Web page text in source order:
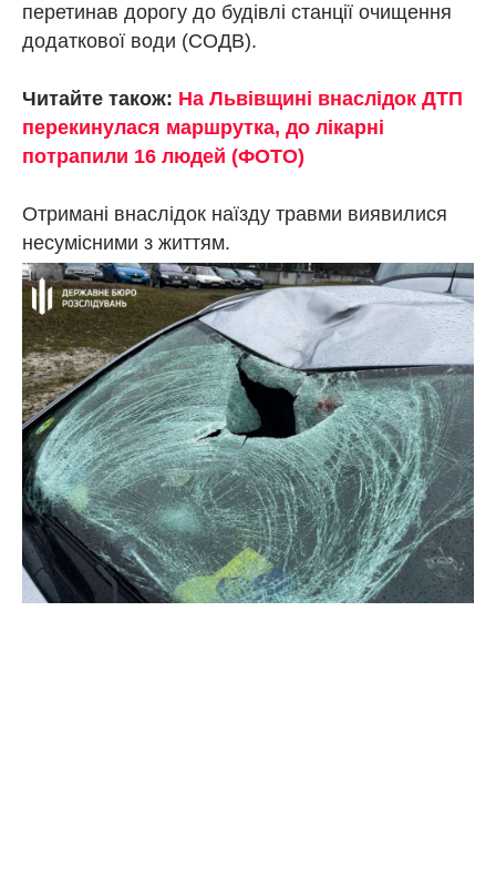
перетинав дорогу до будівлі станції очищення
додаткової води (СОДВ).
Читайте також: На Львівщині внаслідок ДТП
перекинулася маршрутка, до лікарні
потрапили 16 людей (ФОТО)
Отримані внаслідок наїзду травми виявилися
несумісними з життям.